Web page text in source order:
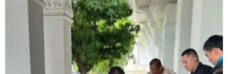
năm 2026: Giá trị tăng, số lượng giảm
05/08/2026 10:07
Doanh thu hậu IPO tăng vọt, cổ